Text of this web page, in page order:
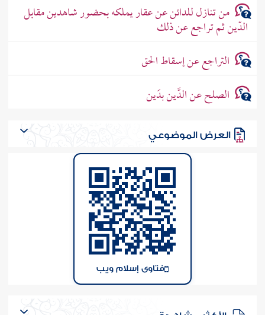
من تنازل للدائن عن عقار يملكه بحضور شاهدين مقابل
الدّين ثم تراجع عن ذلك
التراجع عن إسقاط الحق
الصلح عن الدَّين بدَين
العرض الموضوعي
فتاوى إسلام ويب